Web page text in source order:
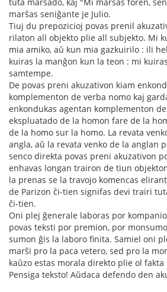
marŝas seniĝante je Julio.
Tiuj du prepozicioj povas prenil
rilaton all objekto plie all subjekto. Mi
mia amiko, aŭ kun mia gazkuirilo : ili
kuiras la manĝon kun la teon : mi
samtempe.
De povas preni akuzativon kiam
komplementon de verba nomo kaj
enkondukas agentan komplementon
ekspluatado de la homon fare de la
de la homo sur la homo. La revata
angla, aŭ la revata venko de la anglan
senco direkta povas preni akuzativon
enhavas longan trairon de tiun
la prenas se la travojo komencas
de Parizon ĉi-tien signifas devi trairi
ĉi-tien.
Oni plej ĝenerale laboras por
povas teksti por premion, por
sumon ĝis la laboro finita. Samiel oni
marŝi pro la paca vetero, sed pro la
kaŭzo estas morala direkto plie ol fakta
Pensiga teksto! Aŭdaca defendo den